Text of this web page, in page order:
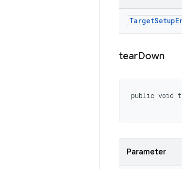
TargetSetup
tearDown
public void
Parameter